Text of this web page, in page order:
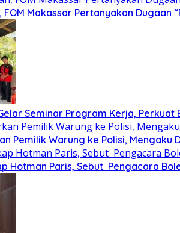
Makassar Pertanyakan Dugaan
Seminar Program Kerja,
Pemilik Warung ke Polisi,
Hotman Paris, Sebut Pengacara